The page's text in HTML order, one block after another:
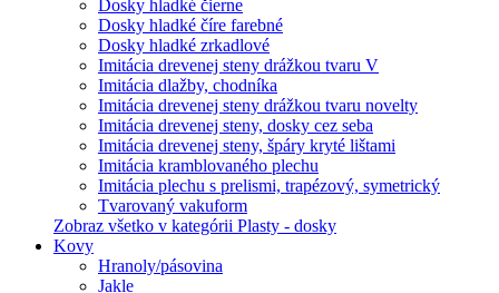
Dosky hladké čierne
Dosky hladké číre farebné
Dosky hladké zrkadlové
Imitácia drevenej steny drážkou tvaru V
Imitácia dlažby, chodníka
Imitácia drevenej steny drážkou tvaru novelty
Imitácia drevenej steny, dosky cez seba
Imitácia drevenej steny, špáry kryté lištami
Imitácia kramblovaného plechu
Imitácia plechu s prelismi, trapézový, symetrický
Tvarovaný vakuform
Zobraz všetko v kategórii Plasty - dosky
Kovy
Hranoly/pásovina
Jakle